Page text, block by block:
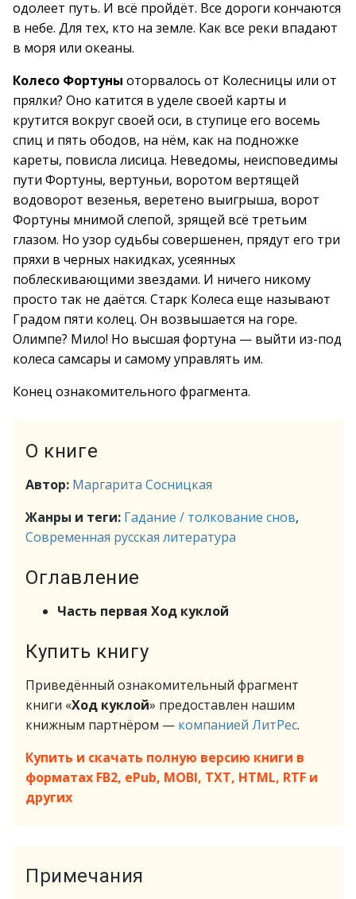
одолеет путь. И всё пройдёт. Все дороги кончаются
в небе. Для тех, кто на земле. Как все реки впадают
в моря или океаны.
Колесо Фортуны оторвалось от Колесницы или от
прялки? Оно катится в уделе своей карты и
крутится вокруг своей оси, в ступице его восемь
спиц и пять ободов, на нём, как на подножке
кареты, повисла лисица. Неведомы, неисповедимы
пути Фортуны, вертуньи, воротом вертящей
водоворот везенья, веретено выигрыша, ворот
Фортуны мнимой слепой, зрящей всё третьим
глазом. Но узор судьбы совершенен, прядут его три
пряхи в черных накидках, усеянных
поблескивающими звездами. И ничего никому
просто так не даётся. Старк Колеса еще называют
Градом пяти колец. Он возвышается на горе.
Олимпе? Мило! Но высшая фортуна — выйти из-под
колеса самсары и самому управлять им.
Конец ознакомительного фрагмента.
О книге
Автор: Маргарита Сосницкая
Жанры и теги: Гадание / толкование снов,
Современная русская литература
Оглавление
Часть первая Ход куклой
Купить книгу
Приведённый ознакомительный фрагмент
книги «Ход куклой» предоставлен нашим
книжным партнёром — компанией ЛитРес.
Купить и скачать полную версию книги в
форматах FB2, ePub, MOBI, TXT, HTML, RTF и
других
Примечания